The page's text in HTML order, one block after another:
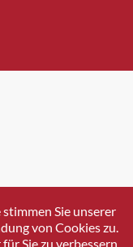
Sie unserer
von Cookies zu.
Sie zu verbessern.